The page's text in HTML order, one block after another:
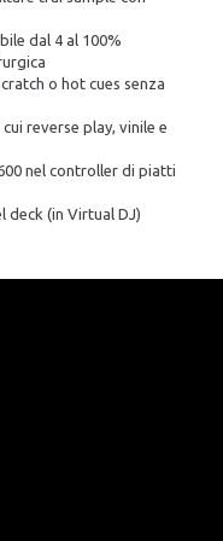
dal 4 al 100%
o hot cues senza
reverse play, vinile e
nel controller di piatti
deck (in Virtual DJ)